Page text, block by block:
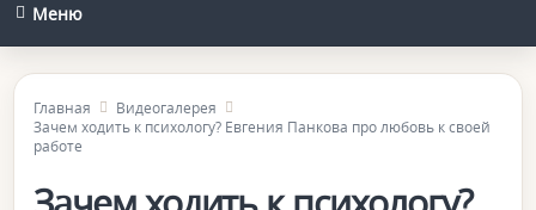
Меню
Главная
Видеогалерея
Зачем ходить к психологу? Евгения Панкова про любовь к своей
работе